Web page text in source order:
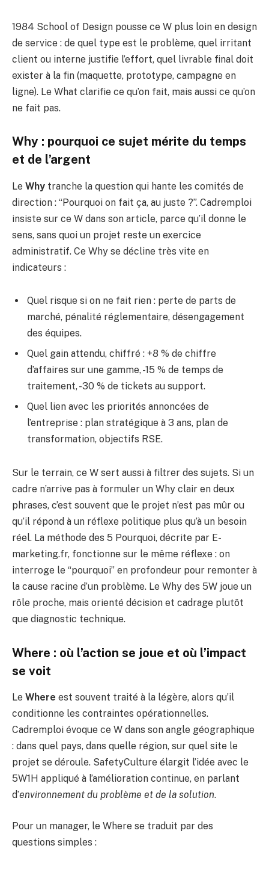
1984 School of Design pousse ce W plus loin en design
de service : de quel type est le problème, quel irritant
client ou interne justifie l’effort, quel livrable final doit
exister à la fin (maquette, prototype, campagne en
ligne). Le What clarifie ce qu’on fait, mais aussi ce qu’on
ne fait pas.
Why : pourquoi ce sujet mérite du temps
et de l’argent
Le Why tranche la question qui hante les comités de
direction : “Pourquoi on fait ça, au juste ?”. Cadremploi
insiste sur ce W dans son article, parce qu’il donne le
sens, sans quoi un projet reste un exercice
administratif. Ce Why se décline très vite en
indicateurs :
Quel risque si on ne fait rien : perte de parts de
marché, pénalité réglementaire, désengagement
des équipes.
Quel gain attendu, chiffré : +8 % de chiffre
d’affaires sur une gamme, -15 % de temps de
traitement, -30 % de tickets au support.
Quel lien avec les priorités annoncées de
l’entreprise : plan stratégique à 3 ans, plan de
transformation, objectifs RSE.
Sur le terrain, ce W sert aussi à filtrer des sujets. Si un
cadre n’arrive pas à formuler un Why clair en deux
phrases, c’est souvent que le projet n’est pas mûr ou
qu’il répond à un réflexe politique plus qu’à un besoin
réel. La méthode des 5 Pourquoi, décrite par E-
marketing.fr, fonctionne sur le même réflexe : on
interroge le “pourquoi” en profondeur pour remonter à
la cause racine d’un problème. Le Why des 5W joue un
rôle proche, mais orienté décision et cadrage plutôt
que diagnostic technique.
Where : où l’action se joue et où l’impact
se voit
Le Where est souvent traité à la légère, alors qu’il
conditionne les contraintes opérationnelles.
Cadremploi évoque ce W dans son angle géographique
: dans quel pays, dans quelle région, sur quel site le
projet se déroule. SafetyCulture élargit l’idée avec le
5W1H appliqué à l’amélioration continue, en parlant
d’environnement du problème et de la solution.
Pour un manager, le Where se traduit par des
questions simples :